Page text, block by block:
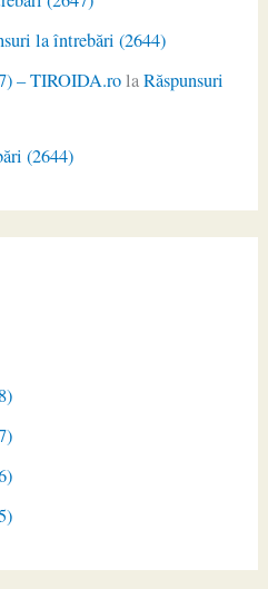
la întrebări (2644)
– TIROIDA.rolaRăspunsuri
(2644)